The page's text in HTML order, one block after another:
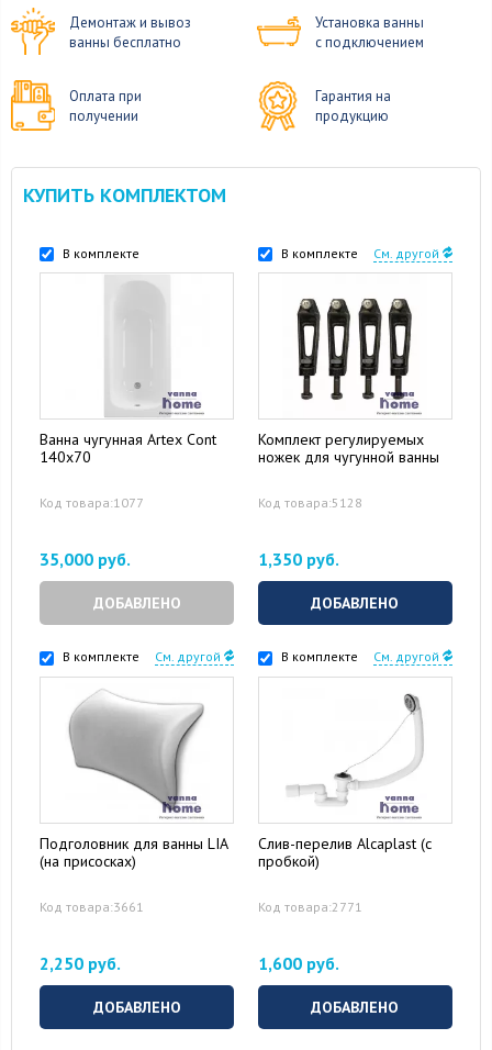
Демонтаж и вывоз
ванны бесплатно
Установка ванны
с подключением
Оплата при
получении
Гарантия на
продукцию
КУПИТЬ КОМПЛЕКТОМ
В комплекте
Ванна чугунная Artex Cont
140x70
Код товара:1077
35,000 руб.
ДОБАВЛЕНО
В комплекте См. другой
Комплект регулируемых
ножек для чугунной ванны
Код товара:5128
1,350 руб.
ДОБАВЛЕНО
В комплекте См. другой
Подголовник для ванны LIA
(на присосках)
Код товара:3661
2,250 руб.
ДОБАВЛЕНО
В комплекте См. другой
Слив-перелив Alcaplast (с
пробкой)
Код товара:2771
1,600 руб.
ДОБАВЛЕНО